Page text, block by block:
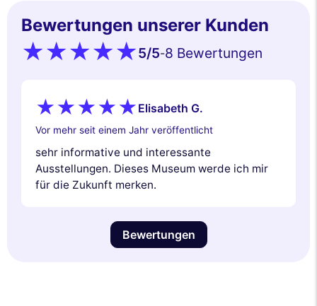
Bewertungen unserer Kunden
5/5-8 Bewertungen
Elisabeth G.
Vor mehr seit einem Jahr veröffentlicht
sehr informative und interessante
Ausstellungen. Dieses Museum werde ich mir
für die Zukunft merken.
Bewertungen